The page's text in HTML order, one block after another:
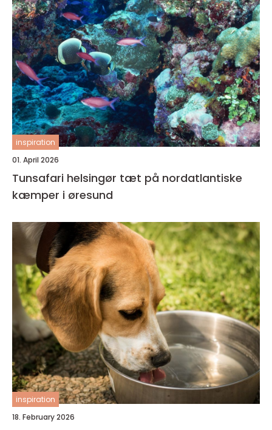
inspiration
01. April 2026
Tunsafari helsingør tæt på nordatlantiske
kæmper i øresund
inspiration
18. February 2026